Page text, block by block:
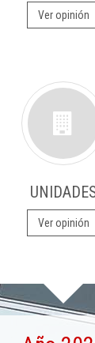
Ver opinión
Ver opinión